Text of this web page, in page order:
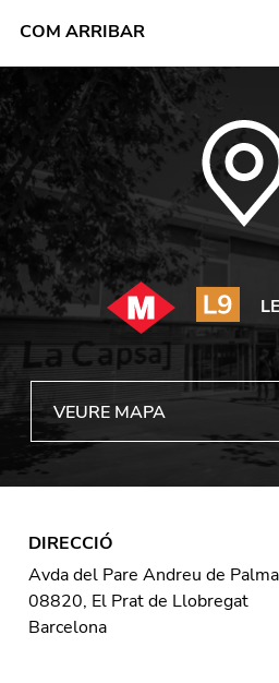
COM ARRIBAR
VEURE MAPA
DIRECCIÓ
Avda del Pare Andreu de
08820, El Prat de Llobregat
Barcelona